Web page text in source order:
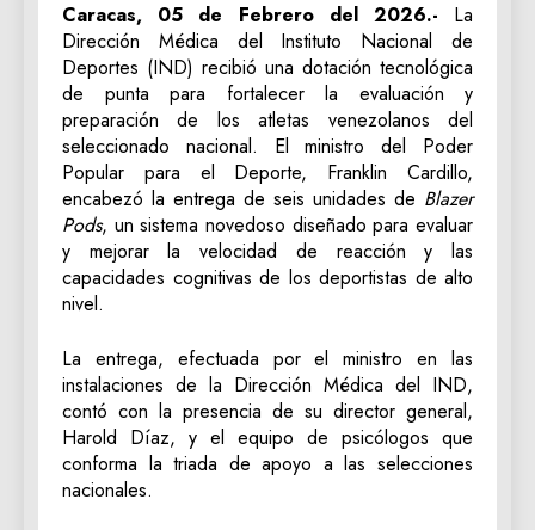
Caracas, 05 de Febrero del 2026.- La
Dirección Médica del Instituto Nacional de
Deportes (IND) recibió una dotación tecnológica
de punta para fortalecer la evaluación y
preparación de los atletas venezolanos del
seleccionado nacional. El ministro del Poder
Popular para el Deporte, Franklin Cardillo,
encabezó la entrega de seis unidades de Blazer
Pods, un sistema novedoso diseñado para evaluar
y mejorar la velocidad de reacción y las
capacidades cognitivas de los deportistas de alto
nivel.
La entrega, efectuada por el ministro en las
instalaciones de la Dirección Médica del IND,
contó con la presencia de su director general,
Harold Díaz, y el equipo de psicólogos que
conforma la triada de apoyo a las selecciones
nacionales.